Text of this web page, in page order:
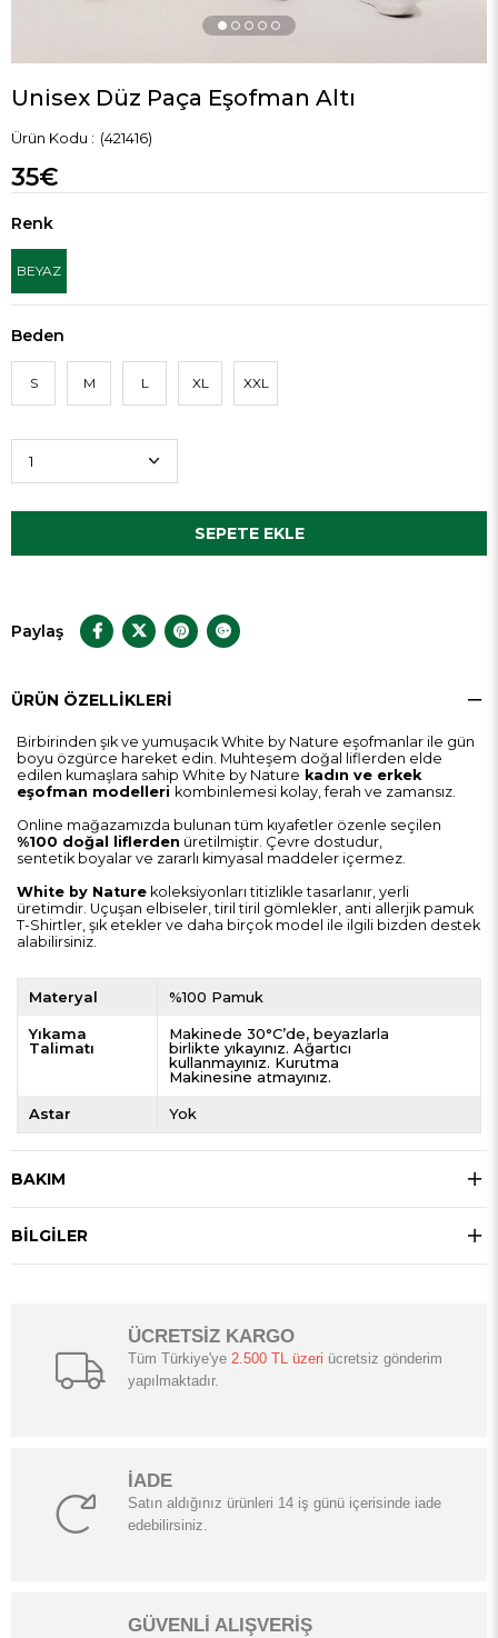
Unisex Düz Paça Eşofman Altı
(421416)
35€
Renk
BEYAZ
Beden
S M L XL XXL
Paylaş
ÜRÜN ÖZELLIKLERI
Birbirinden şık ve yumuşacık White by Nature eşofmanlar ile gün
boyu özgürce hareket edin. Muhteşem doğal liflerden elde
edilen kumaşlara sahip White by Nature kadın ve erkek
eşofman modelleri kombinlemesi kolay, ferah ve zamansız.
Online mağazamızda bulunan tüm kıyafetler özenle seçilen
%100 doğal liflerden üretilmiştir. Çevre dostudur,
sentetik boyalar ve zararlı kimyasal maddeler içermez.
White by Nature koleksiyonları titizlikle tasarlanır, yerli
üretimdir. Uçuşan elbiseler, tiril tiril gömlekler, anti allerjik pamuk
T-Shirtler, şık etekler ve daha birçok model ile ilgili bizden destek
alabilirsiniz.
Materyal %100 Pamuk
Yıkama
Talimatı
Makinede 30°C’de, beyazlarla
birlikte yıkayınız. Ağartıcı
kullanmayınız. Kurutma
Makinesine atmayınız.
Astar Yok
BAKIM
BILGILER
ÜCRETSİZ KARGO
Tüm Türkiye'ye 2.500 TL üzeri ücretsiz gönderim
yapılmaktadır.
İADE
Satın aldığınız ürünleri 14 iş günü içerisinde iade
edebilirsiniz.
GÜVENLİ ALIŞVERİŞ